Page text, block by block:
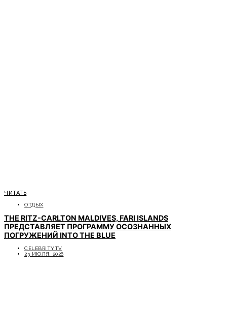
ЧИТАТЬ
ОТДЫХ
THE RITZ-CARLTON MALDIVES, FARI ISLANDS
ПРЕДСТАВЛЯЕТ ПРОГРАММУ ОСОЗНАННЫХ
ПОГРУЖЕНИЙ INTO THE BLUE
CELEBRITYTV
23 ИЮЛЯ, 2026